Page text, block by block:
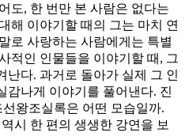
도, 한 번만 본 사람은 없다는
해 이야기할 때의 그는 마치 연
로 사랑하는 사람에게는 특별
적인 인물들을 이야기할 때, 그
난다. 과거로 돌아가 실제 그 인
감나게 이야기를 풀어낸다. 진
선왕조실록은 어떤 모습일까.
시 한 편의 생생한 강연을 보